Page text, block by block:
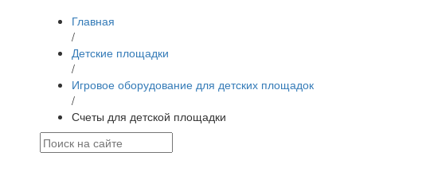
Главная
/
Детские площадки
/
Игровое оборудование для детских площадок
/
Счеты для детской площадки